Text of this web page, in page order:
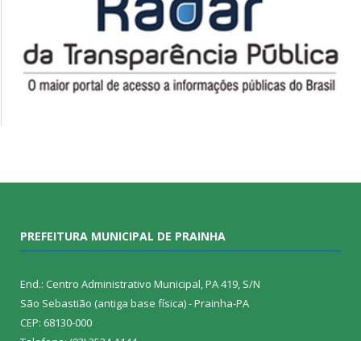
PREFEITURA MUNICIPAL DE PRAINHA
End.: Centro Administrativo Municipal, PA 419, S/N
São Sebastião (antiga base física) - Prainha-PA
CEP: 68130-000